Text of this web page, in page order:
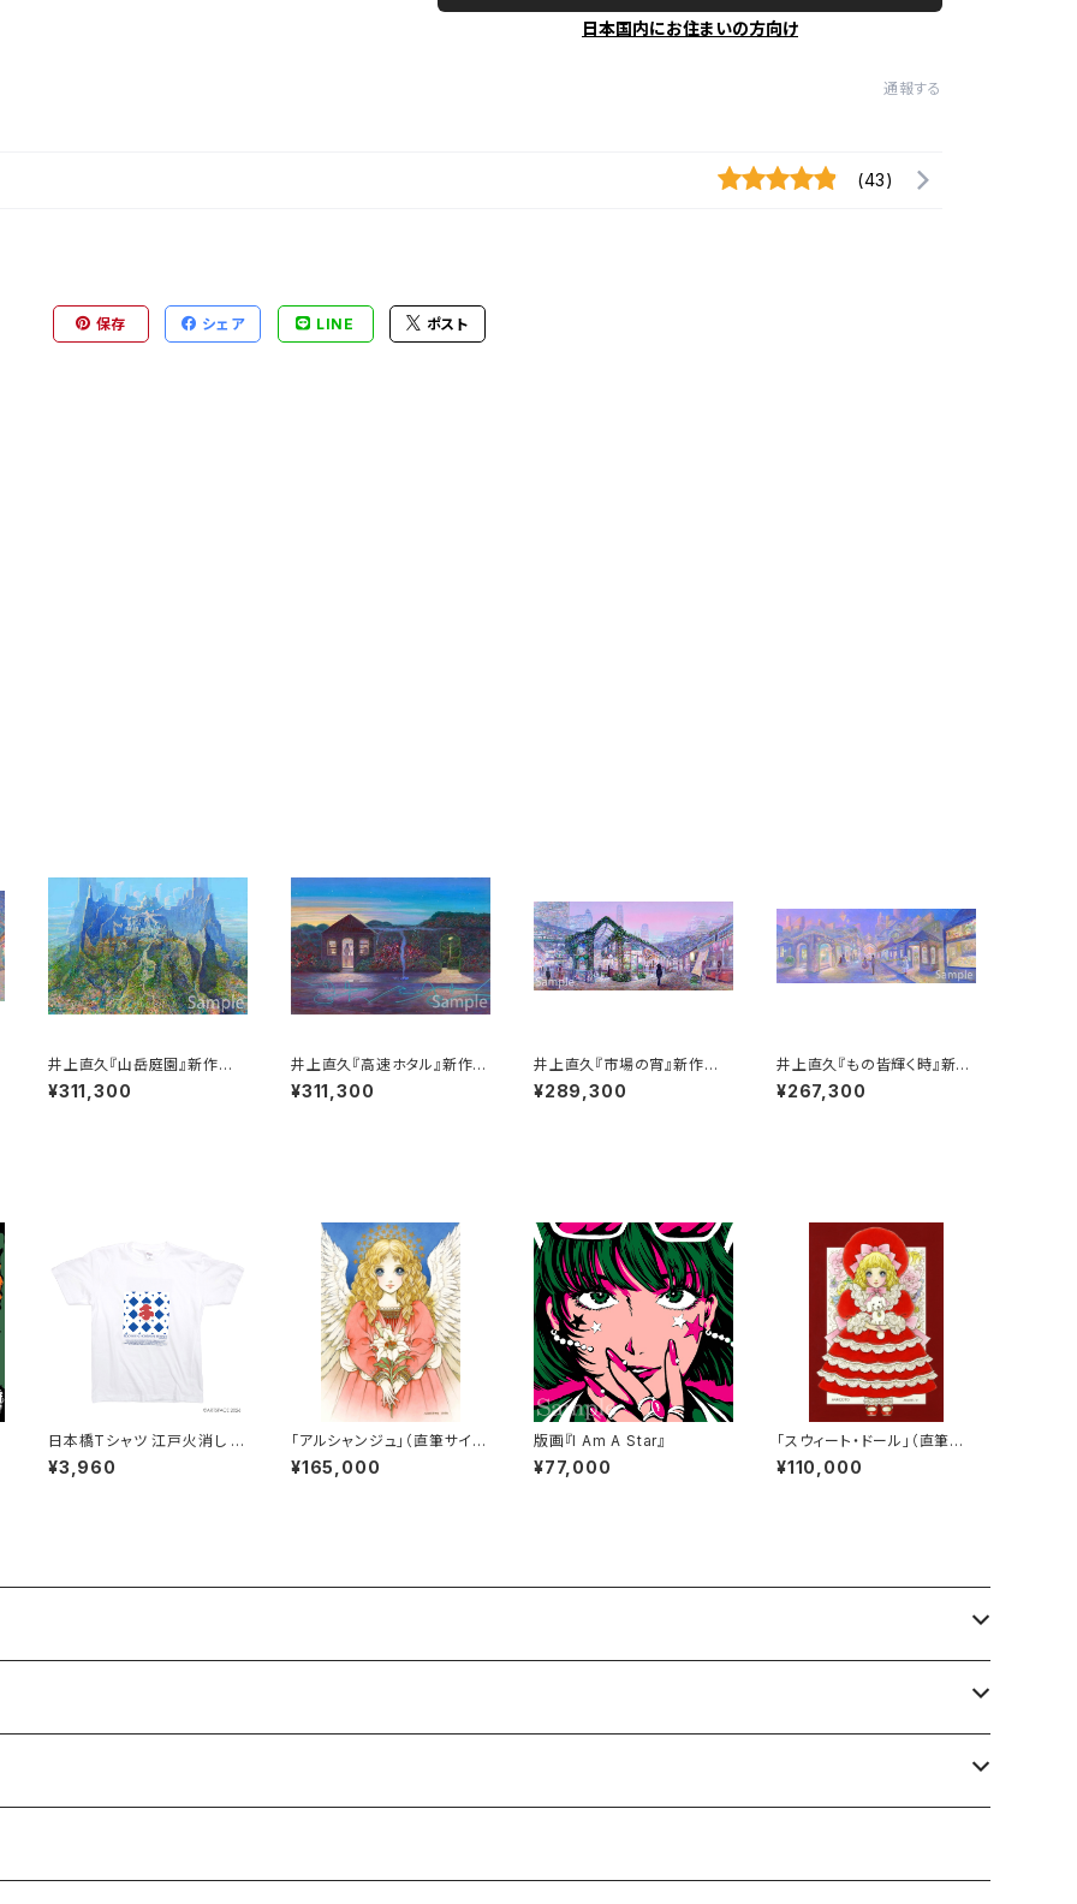
日本国内にお住まいの方向け
通報する
(43)
保存 シェア LINE ポスト
井上直久『山岳庭園』新作版
画
¥311,300
井上直久『高速ホタル』新作版
画
¥311,300
井上直久『市場の宵』新作版
画
¥289,300
井上直久『もの皆輝く時』新作
版画
¥267,300
日本橋Tシャツ 江戸火消し 千
組
¥3,960
「アルシャンジュ」（直筆サイン
入り）
¥165,000
版画『I Am A Star』
¥77,000
「スウィート・ドール」（直筆サ
イン入り）
¥110,000